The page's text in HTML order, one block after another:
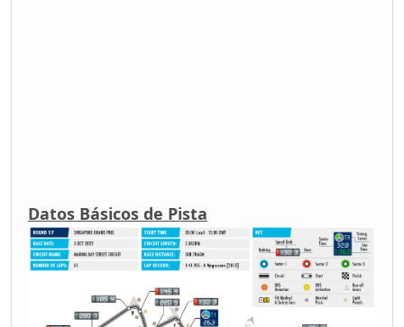
Datos Básicos de Pista